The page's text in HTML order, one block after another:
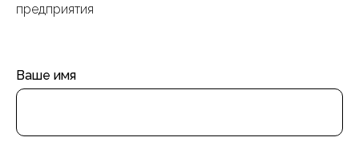
предприятия
Ваше имя